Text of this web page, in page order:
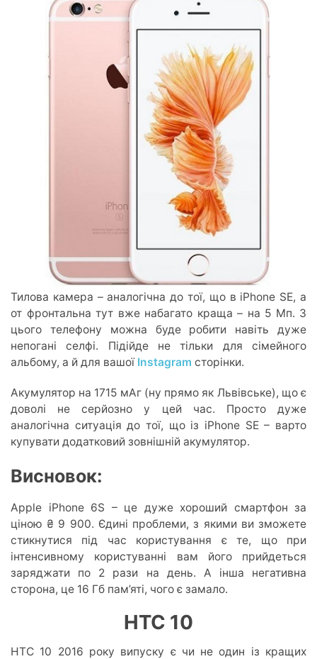
Тилова камера – аналогічна до тої, що в iPhone SE, а
от фронтальна тут вже набагато краща – на 5 Мп. З
цього телефону можна буде робити навіть дуже
непогані селфі. Підійде не тільки для сімейного
альбому, а й для вашої Instagram сторінки.
Акумулятор на 1715 мАг (ну прямо як Львівське), що є
доволі не серйозно у цей час. Просто дуже
аналогічна ситуація до тої, що із iPhone SE – варто
купувати додатковий зовнішній акумулятор.
Висновок:
Apple iPhone 6S – це дуже хороший смартфон за
ціною ₴ 9 900. Єдині проблеми, з якими ви зможете
стикнутися під час користування є те, що при
інтенсивному користуванні вам його прийдеться
заряджати по 2 рази на день. А інша негативна
сторона, це 16 Гб пам’яті, чого є замало.
HTC 10
HTC 10 2016 року випуску є чи не один із кращих